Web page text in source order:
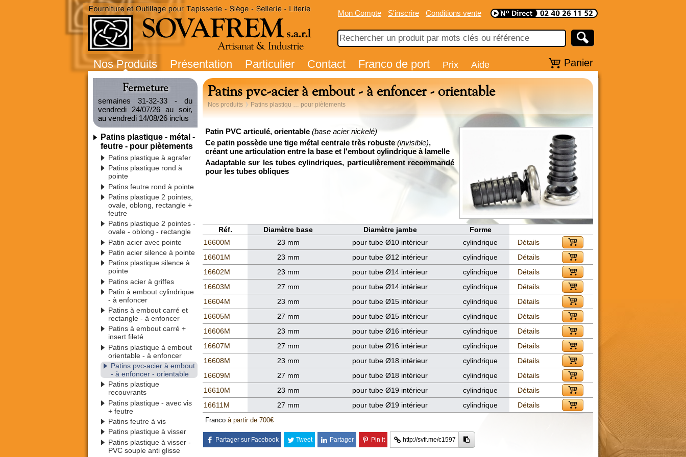
Mon Compte S'inscrire Conditions vente
Nos Produits Présentation Particulier Contact Franco de port Prix Aide Panier
Fermeture
semaines 31-32-33 - du
vendredi 24/07/26 au soir,
au vendredi 14/08/26 inclus
Patins plastique - métal -
feutre - pour piètements
Patins plastique à agrafer
Patins plastique rond à
pointe
Patins feutre rond à pointe
Patins plastique 2 pointes,
ovale, oblong, rectangle +
feutre
Patins plastique 2 pointes -
ovale - oblong - rectangle
Patin acier avec pointe
Patin acier silence à pointe
Patins plastique silence à
pointe
Patins acier à griffes
Patin à embout cylindrique
- à enfoncer
Patins à embout carré et
rectangle - à enfoncer
Patins à embout carré +
insert fileté
Patins plastique à embout
orientable - à enfoncer
Patins pvc-acier à embout
- à enfoncer - orientable
Patins plastique
recouvrants
Patins plastique - avec vis
+ feutre
Patins feutre à vis
Patins plastique à visser
Patins plastique à visser -
PVC souple anti glisse
Patins pvc-acier à embout - à enfoncer - orientable
Nos produits Patins plastiqu … pour piètements
Patin PVC articulé, orientable (base acier nickelé)
Ce patin possède une tige métal centrale très robuste (invisible),
créant une articulation entre la base et l'embout cylindrique à lamelle
Aadaptable sur les tubes cylindriques, particulièrement recommandé
pour les tubes obliques
Réf. Diamètre base Diamètre jambe
Forme
16600M
23 mm pour tube Ø10 intérieur cylindrique
Détails
16601M
23 mm pour tube Ø12 intérieur cylindrique
Détails
16602M
23 mm pour tube Ø14 intérieur cylindrique
Détails
16603M
27 mm pour tube Ø14 intérieur cylindrique
Détails
16604M
23 mm pour tube Ø15 intérieur cylindrique
Détails
16605M
27 mm pour tube Ø15 intérieur cylindrique
Détails
16606M
23 mm pour tube Ø16 intérieur cylindrique
Détails
16607M
27 mm pour tube Ø16 intérieur cylindrique
Détails
16608M
23 mm pour tube Ø18 intérieur cylindrique
Détails
16609M
27 mm pour tube Ø18 intérieur cylindrique
Détails
16610M
23 mm pour tube Ø19 intérieur cylindrique
Détails
16611M
27 mm pour tube Ø19 intérieur cylindrique Détails
Franco à partir de 700€
Partager sur Facebook Tweet Partager Pin it http://svfr.me/c1597